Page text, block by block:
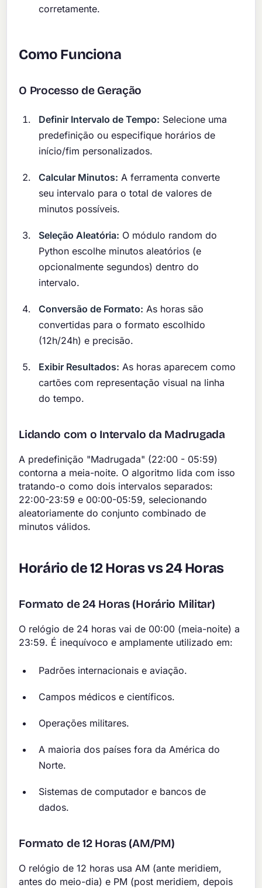
corretamente.
Como Funciona
O Processo de Geração
Definir Intervalo de Tempo: Selecione uma
predefinição ou especifique horários de
início/fim personalizados.
Calcular Minutos: A ferramenta converte
seu intervalo para o total de valores de
minutos possíveis.
Seleção Aleatória: O módulo random do
Python escolhe minutos aleatórios (e
opcionalmente segundos) dentro do
intervalo.
Conversão de Formato: As horas são
convertidas para o formato escolhido
(12h/24h) e precisão.
Exibir Resultados: As horas aparecem como
cartões com representação visual na linha
do tempo.
Lidando com o Intervalo da Madrugada
A predefinição "Madrugada" (22:00 - 05:59)
contorna a meia-noite. O algoritmo lida com isso
tratando-o como dois intervalos separados:
22:00-23:59 e 00:00-05:59, selecionando
aleatoriamente do conjunto combinado de
minutos válidos.
Horário de 12 Horas vs 24 Horas
Formato de 24 Horas (Horário Militar)
O relógio de 24 horas vai de 00:00 (meia-noite) a
23:59. É inequívoco e amplamente utilizado em:
Padrões internacionais e aviação.
Campos médicos e científicos.
Operações militares.
A maioria dos países fora da América do
Norte.
Sistemas de computador e bancos de
dados.
Formato de 12 Horas (AM/PM)
O relógio de 12 horas usa AM (ante meridiem,
antes do meio-dia) e PM (post meridiem, depois